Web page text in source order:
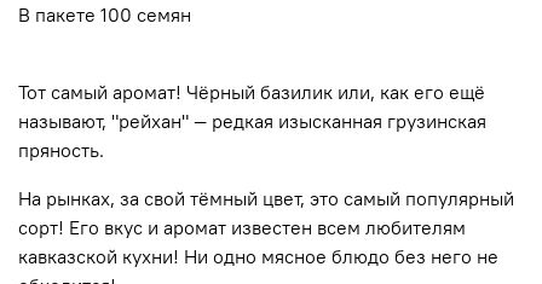
В пакете 100 семян
Тот самый аромат! Чёрный базилик или, как его ещё
называют, "рейхан" — редкая изысканная грузинская
пряность.
На рынках, за свой тёмный цвет, это самый популярный
сорт! Его вкус и аромат известен всем любителям
кавказской кухни! Ни одно мясное блюдо без него не